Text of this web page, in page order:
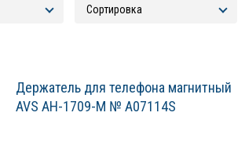
Держатель для телефона магнитный
AVS AH-1709-M № A07114S